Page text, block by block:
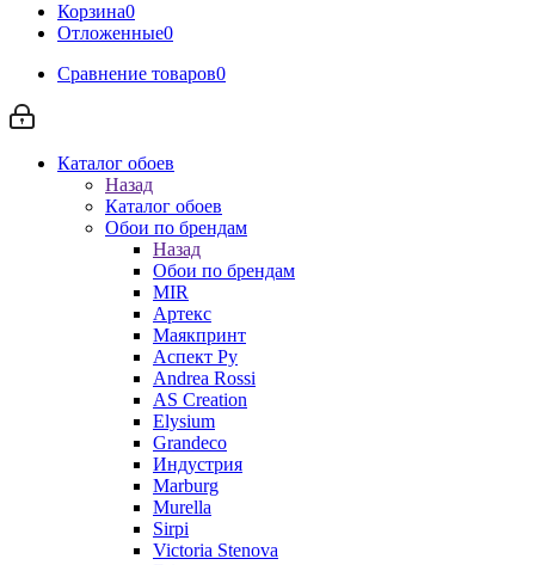
Корзина0
Отложенные0
Сравнение товаров0
Каталог обоев
Назад
Каталог обоев
Обои по брендам
Назад
Обои по брендам
MIR
Артекс
Маякпринт
Аспект Ру
Andrea Rossi
AS Creation
Elysium
Grandeco
Индустрия
Marburg
Murella
Sirpi
Victoria Stenova